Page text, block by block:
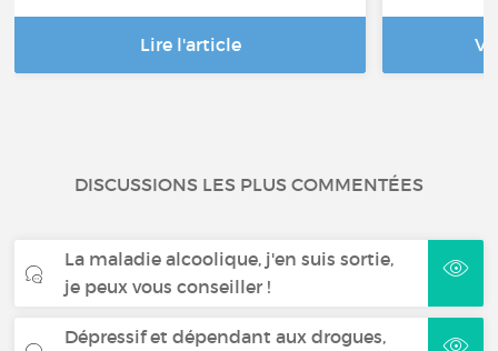
Lire l'article
DISCUSSIONS LES PLUS COMMENTÉES
La maladie alcoolique, j'en suis sortie,
je peux vous conseiller !
Dépressif et dépendant aux drogues,